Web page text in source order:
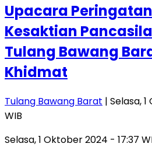
Upacara
Kesaktian
Tulang Bawang
Khidmat
Tulang Bawang Barat | Selasa,
WIB
Selasa, 1 Oktober 2024 - 17:37